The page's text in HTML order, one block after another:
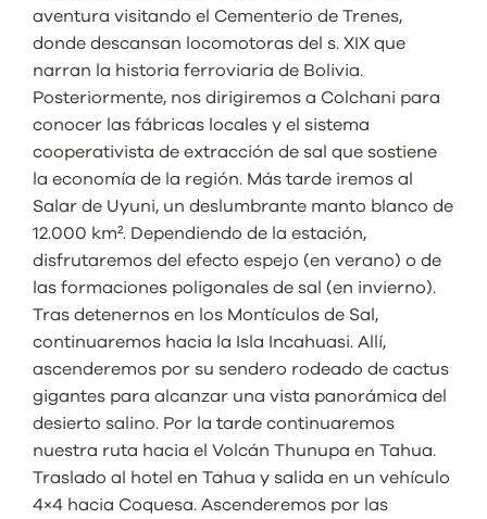
aventura visitando el Cementerio de Trenes,
donde descansan locomotoras del s. XIX que
narran la historia ferroviaria de Bolivia.
Posteriormente, nos dirigiremos a Colchani para
conocer las fábricas locales y el sistema
cooperativista de extracción de sal que sostiene
la economía de la región. Más tarde iremos al
Salar de Uyuni, un deslumbrante manto blanco de
12.000 km². Dependiendo de la estación,
disfrutaremos del efecto espejo (en verano) o de
las formaciones poligonales de sal (en invierno).
Tras detenernos en los Montículos de Sal,
continuaremos hacia la Isla Incahuasi. Allí,
ascenderemos por su sendero rodeado de cactus
gigantes para alcanzar una vista panorámica del
desierto salino. Por la tarde continuaremos
nuestra ruta hacia el Volcán Thunupa en Tahua.
Traslado al hotel en Tahua y salida en un vehículo
4×4 hacia Coquesa. Ascenderemos por las